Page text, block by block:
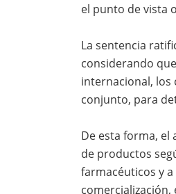
el punto de vista
La sentencia
considerando
internacional, los
conjunto, para
De esta forma, el
de productos
farmacéuticos y